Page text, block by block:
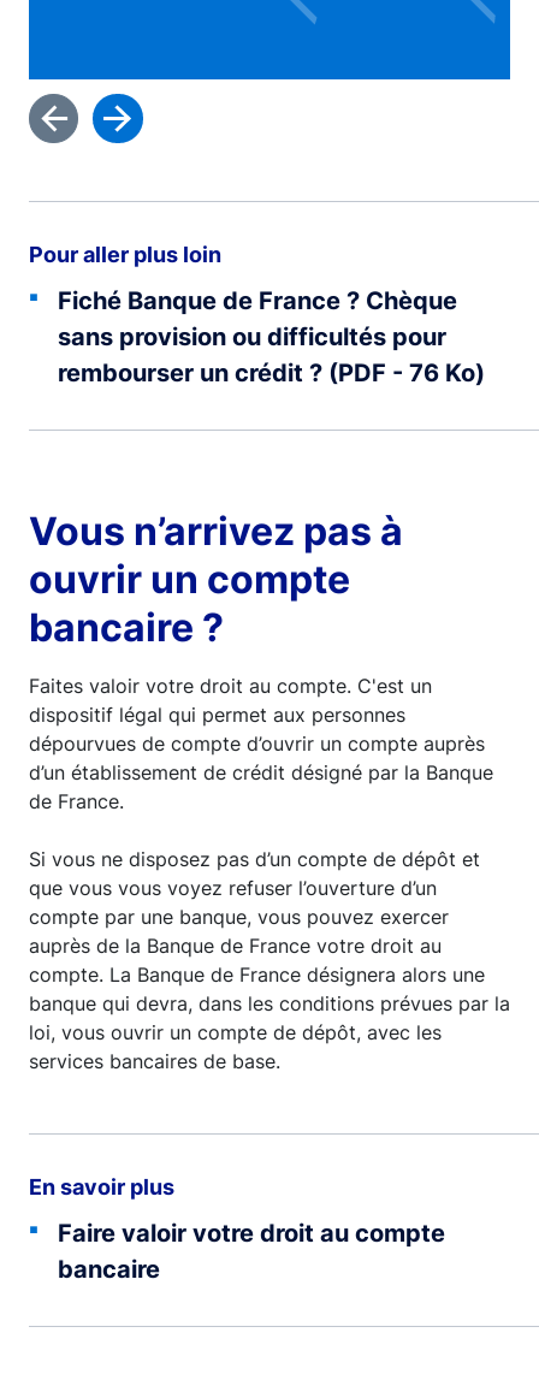
Pour aller plus loin
Fiché Banque de France ? Chèque
sans provision ou difficultés pour
rembourser un crédit ? (PDF - 76 Ko)
Vous n’arrivez pas à
ouvrir un compte
bancaire ?
Faites valoir votre droit au compte. C'est un
dispositif légal qui permet aux personnes
dépourvues de compte d’ouvrir un compte auprès
d’un établissement de crédit désigné par la Banque
de France.
Si vous ne disposez pas d’un compte de dépôt et
que vous vous voyez refuser l’ouverture d’un
compte par une banque, vous pouvez exercer
auprès de la Banque de France votre droit au
compte. La Banque de France désignera alors une
banque qui devra, dans les conditions prévues par la
loi, vous ouvrir un compte de dépôt, avec les
services bancaires de base.
En savoir plus
Faire valoir votre droit au compte
bancaire